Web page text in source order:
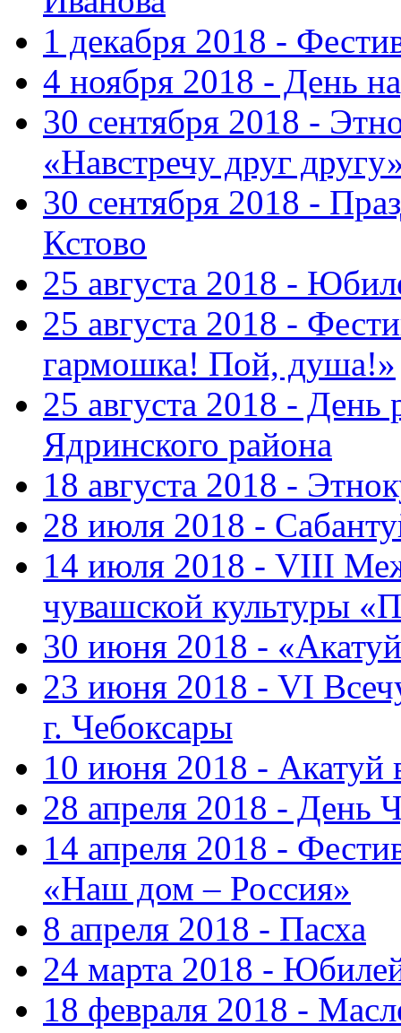
1 декабря 2018 -
4 ноября 2018 - День
30 сентября 2018 -
«Навстречу друг
30 сентября 2018 -
Кстово
25 августа 2018 -
25 августа 2018 -
гармошка! Пой, душа!»
25 августа 2018 -
Ядринского района
18 августа 2018 -
28 июля 2018 -
14 июля 2018 - VIII
чувашской культуры
30 июня 2018 -
23 июня 2018 - VI
г. Чебоксары
10 июня 2018 - Акатуй
28 апреля 2018 - День
14 апреля 2018 -
«Наш дом – Россия»
8 апреля 2018 - Пасха
24 марта 2018 -
18 февраля 2018 -